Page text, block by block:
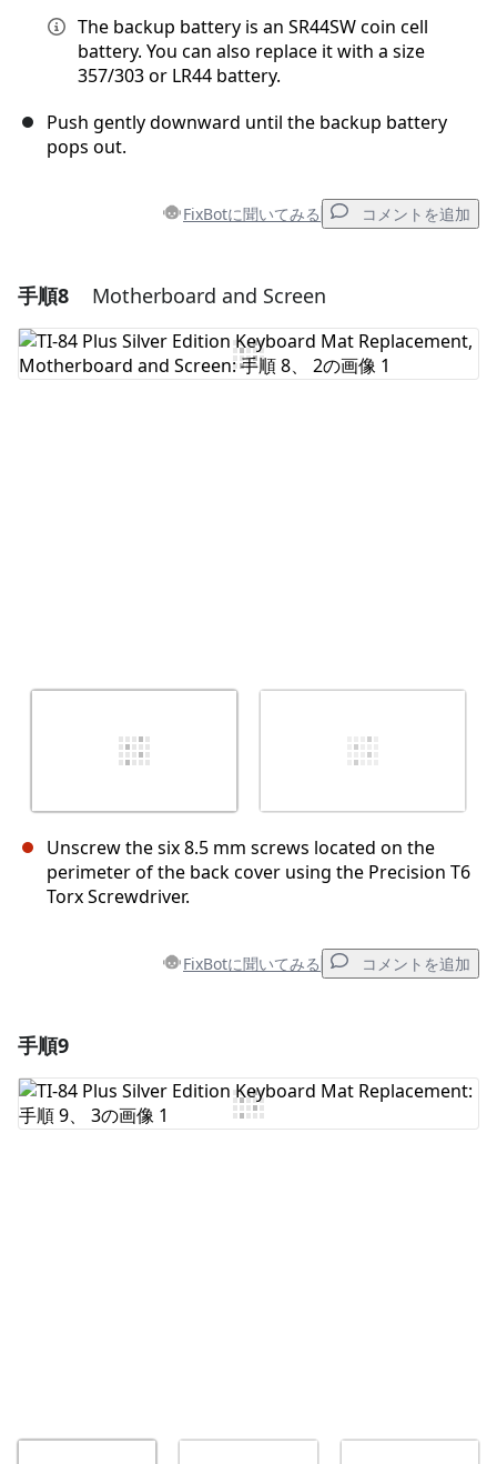
The backup battery is an SR44SW coin cell
battery. You can also replace it with a size
357/303 or LR44 battery.
Push gently downward until the backup battery
pops out.
FixBotに聞いてみる コメントを追加
コメントを追加
コメントを追加
手順8 Motherboard and Screen
Unscrew the six 8.5 mm screws located on the
perimeter of the back cover using the Precision T6
Torx Screwdriver.
FixBotに聞いてみる コメントを追加
コメントを追加
手順9